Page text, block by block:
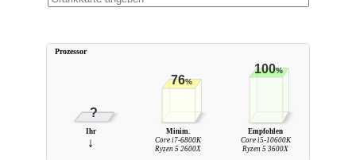
?
76%
100%
Ihr
↓
Minim.
Core i7-6800K
Ryzen 5 2600X
Empfohlen
Core i5-10600K
Ryzen 5 3600X
Prozessor